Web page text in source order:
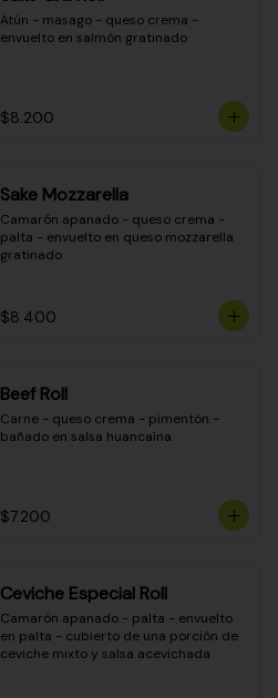
Atún - masago - queso crema -
envuelto en salmón gratinado
$8.200
Sake Mozzarella
Camarón apanado - queso crema -
palta - envuelto en queso mozzarella
gratinado
$8.400
Beef Roll
Carne - queso crema - pimentón -
bañado en salsa huancaína
$7.200
Ceviche Especial Roll
Camarón apanado - palta - envuelto
en palta - cubierto de una porción de
ceviche mixto y salsa acevichada